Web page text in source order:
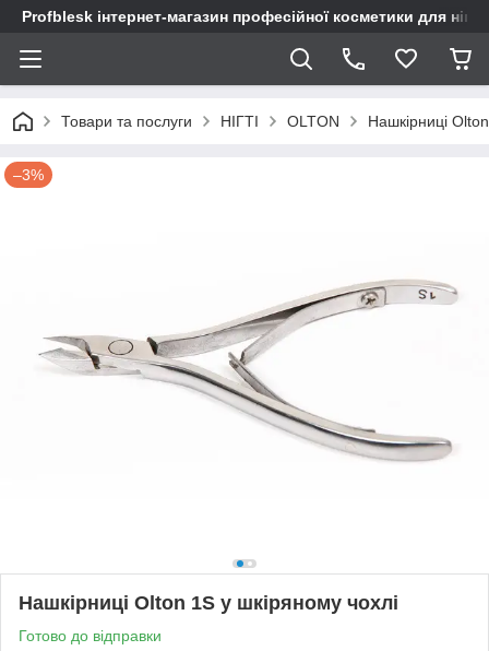
Profblesk інтернет-магазин професійної косметики для
Товари та послуги НІГТІ OLTON Нашкірниці
–3%
Нашкірниці Olton 1S у шкіряному чохлі
Готово до відправки